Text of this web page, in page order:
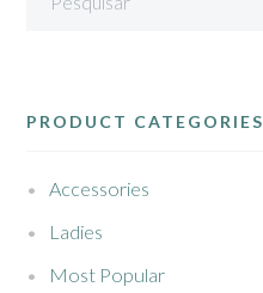
PRODUCT CATEGORIES
Accessories
Ladies
Most Popular